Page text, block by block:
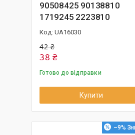
90508425 90138810
1719245 2223810
UA16030
42 ₴
38 ₴
Готово до відправки
Купити
–9%